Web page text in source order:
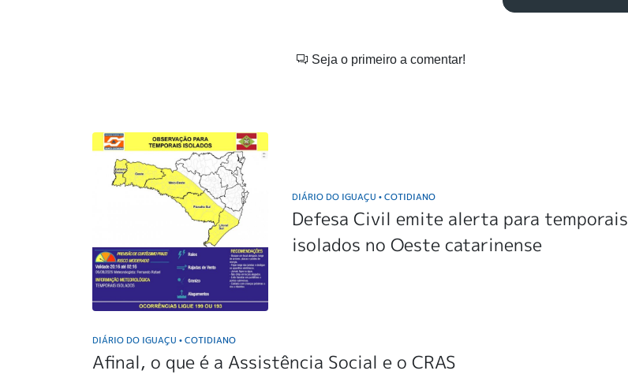
Seja o primeiro a comentar!
DIÁRIO DO IGUAÇU• COTIDIANO
Defesa Civil emite alerta para temporais
isolados no Oeste catarinense
DIÁRIO DO IGUAÇU • COTIDIANO
Afinal, o que é a Assistência Social e o CRAS